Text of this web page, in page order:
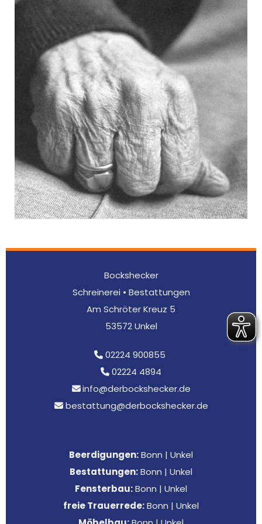
Bockshecker
Schreinerei • Bestattungen
Am Schröter Kreuz 5
53572 Unkel
 02224 900855
 02224 4894
 info@derbockshecker.de
 bestattung@derbockshecker.de
Beerdigungen:Bonn | Unkel
Bestattungen:Bonn | Unkel
Fensterbau:Bonn | Unkel
freie Trauerrede:Bonn | Unkel